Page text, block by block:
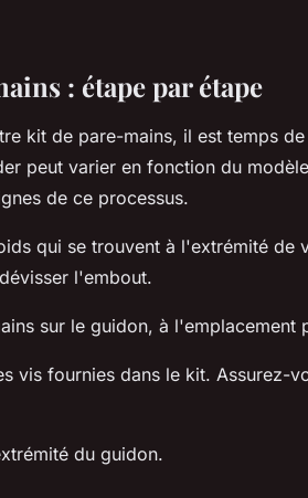
: étape par étape
kit de pare-mains, il est temps
peut varier en fonction du
de ce processus.
qui se trouvent à l'extrémité de
l'embout.
sur le guidon, à l'emplacement
vis fournies dans le kit. Assurez-
du guidon.